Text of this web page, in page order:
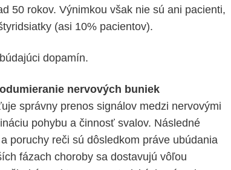
50 rokov. Výnimkou však nie sú ani pacienti,
(asi 10% pacientov).
dopamín.
odumieranie nervových buniek
správny prenos signálov medzi nervovými
pohybu a činnosť svalov. Následné
poruchy reči sú dôsledkom práve ubúdania
fázach choroby sa dostavujú vôľou